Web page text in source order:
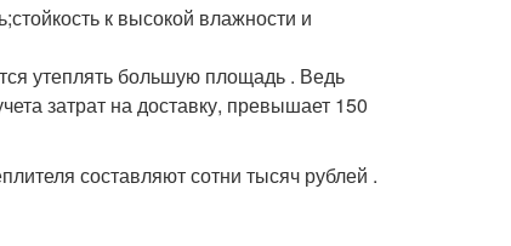
к высокой влажности и
утеплять большую площадь . Ведь
затрат на доставку, превышает 150
составляют сотни тысяч рублей .